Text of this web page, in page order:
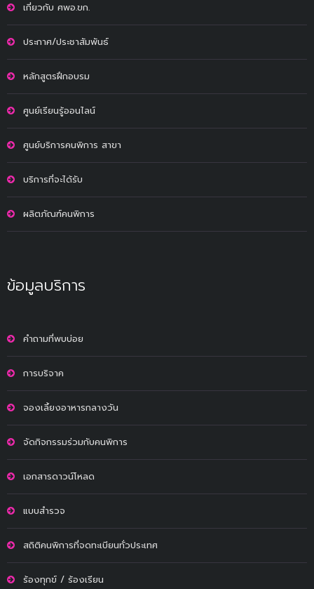
เกี่ยวกับ ศพอ.ขก.
ประกาศ/ประชาสัมพันธ์
หลักสูตรฝึกอบรม
ศูนย์เรียนรู้ออนไลน์
ศูนย์บริการคนพิการ สาขา
บริการที่จะได้รับ
ผลิตภัณฑ์คนพิการ
ข้อมูลบริการ
คำถามที่พบบ่อย
การบริจาค
จองเลี้ยงอาหารกลางวัน
จัดกิจกรรมร่วมกับคนพิการ
เอกสารดาวน์โหลด
แบบสำรวจ
สถิติคนพิการที่จดทะเบียนทั่วประเทศ
ร้องทุกข์ / ร้องเรียน